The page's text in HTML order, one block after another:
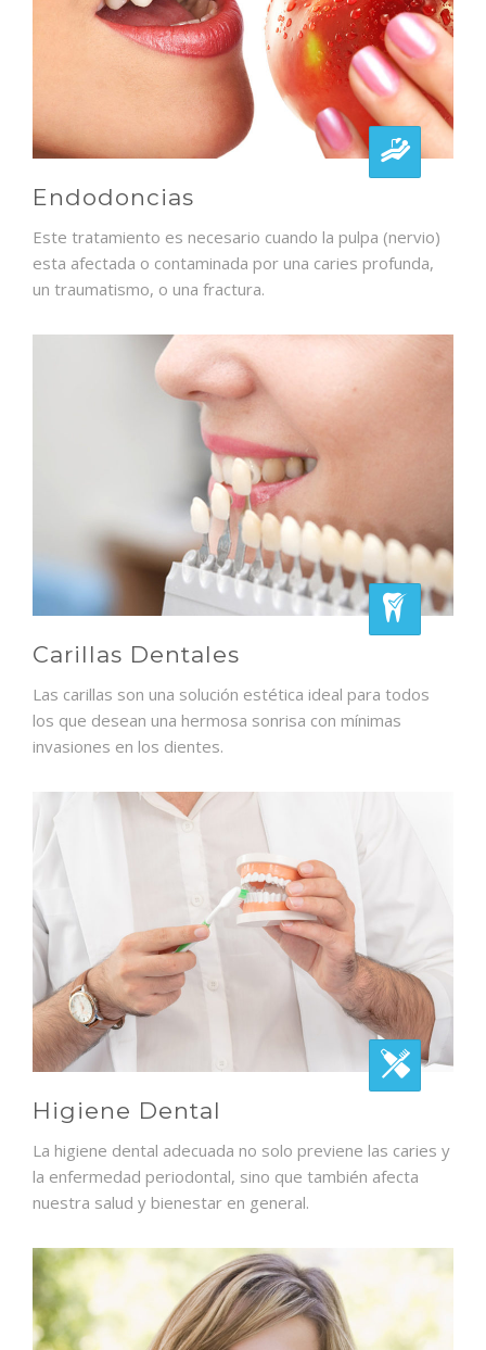
Endodoncias
Este tratamiento es necesario cuando la pulpa (nervio)
esta afectada o contaminada por una caries profunda,
un traumatismo, o una fractura.
Carillas Dentales
Las carillas son una solución estética ideal para todos
los que desean una hermosa sonrisa con mínimas
invasiones en los dientes.
Higiene Dental
La higiene dental adecuada no solo previene las caries y
la enfermedad periodontal, sino que también afecta
nuestra salud y bienestar en general.